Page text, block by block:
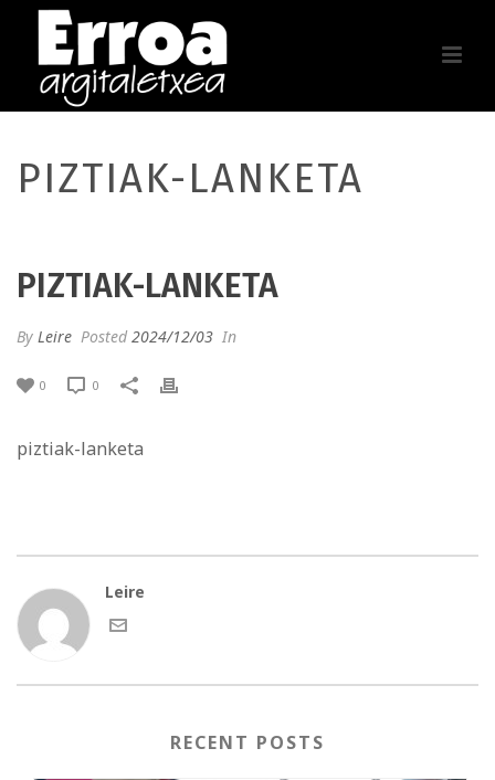
PIZTIAK-LANKETA
PIZTIAK-LANKETA
By Leire Posted2024/12/03 In
0 0
piztiak-lanketa
Leire
RECENT POSTS